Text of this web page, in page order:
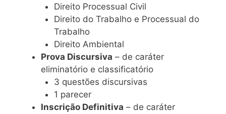
Direito Processual Civil
Direito do Trabalho e Processual do
Trabalho
Direito Ambiental
Prova Discursiva – de caráter
eliminatório e classificatório
3 questões discursivas
1 parecer
Inscrição Definitiva – de caráter